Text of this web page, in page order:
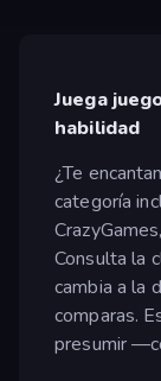
Juega
habilidad
¿Te
categoría
Consulta la
cambia a la
comparas.
presumir